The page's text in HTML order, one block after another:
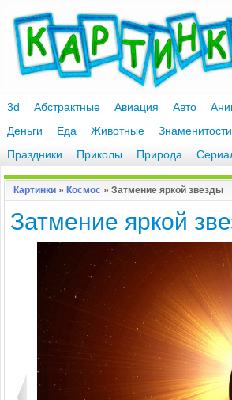
3d Абстрактные Авиация Авто
Деньги
Еда Животные
Праздники
Приколы Природа
Картинки » Космос » Затмение яркой звезды
Затмение яркой